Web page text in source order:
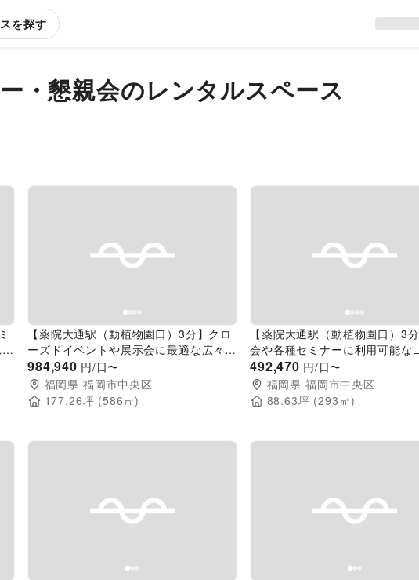
を探す
・懇親会のレンタルスペース
Previous slide
【薬院大通駅（動植物園口）3分】クロ
ーズドイベントや展示会に最適な広々と
したイベントスペース
984,940 円/日〜
福岡県 福岡市中央区
177.26坪 (586 ㎡)
Previous slide
【薬院大通駅（動植物園口）3
会や各種セミナーに利用可能な
スな雰囲気のイベントスペース
492,470 円/日〜
福岡県 福岡市中央区
88.63坪 (293 ㎡)
Previous slide Previous slide